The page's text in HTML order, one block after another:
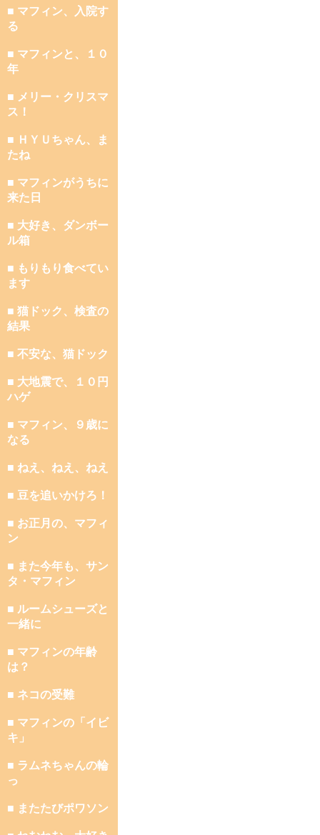
■ マフィン、入院す
る
■ マフィンと、１０
年
■ メリー・クリスマ
ス！
■ ＨＹＵちゃん、ま
たね
■ マフィンがうちに
来た日
■ 大好き、ダンボー
ル箱
■ もりもり食べてい
ます
■ 猫ドック、検査の
結果
■ 不安な、猫ドック
■ 大地震で、１０円
ハゲ
■ マフィン、９歳に
なる
■ ねえ、ねえ、ねえ
■ 豆を追いかけろ！
■ お正月の、マフィ
ン
■ また今年も、サン
タ・マフィン
■ ルームシューズと
一緒に
■ マフィンの年齢
は？
■ ネコの受難
■ マフィンの「イビ
キ」
■ ラムネちゃんの輪
っ
■ またたびポワソン